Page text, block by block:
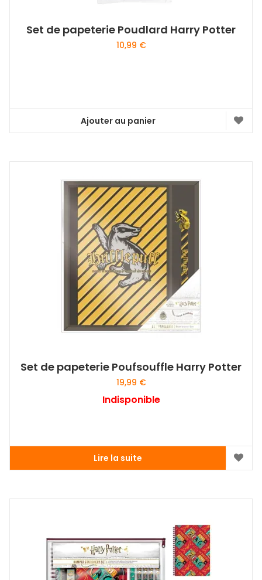
Set de papeterie Poudlard Harry Potter
10,99 €
Ajouter au panier
Set de papeterie Poufsouffle Harry Potter
19,99 €
Indisponible
Lire la suite